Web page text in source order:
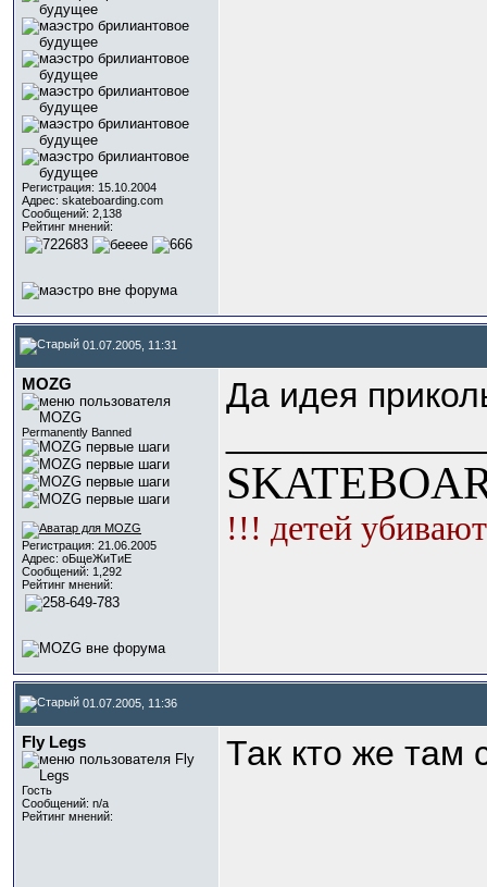
Регистрация: 15.10.2004
Адрес: skateboarding.com
Сообщений: 2,138
Рейтинг мнений:
01.07.2005, 11:31
MOZG
Permanently Banned
Регистрация: 21.06.2005
Адрес: оБщеЖиТиЕ
Сообщений: 1,292
Рейтинг мнений:
Да идея
!!! детей
01.07.2005, 11:36
Fly Legs
Гость
Сообщений: n/a
Рейтинг мнений:
Так кто же там